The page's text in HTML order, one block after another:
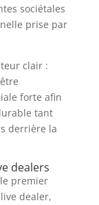
sociétales
prise par
clair :
forte afin
tant
derrière la
dealers
le premier
dealer,